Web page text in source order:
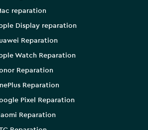
reparation
Display reparation
Reparation
Watch Reparation
Reparation
Reparation
Pixel Reparation
Reparation